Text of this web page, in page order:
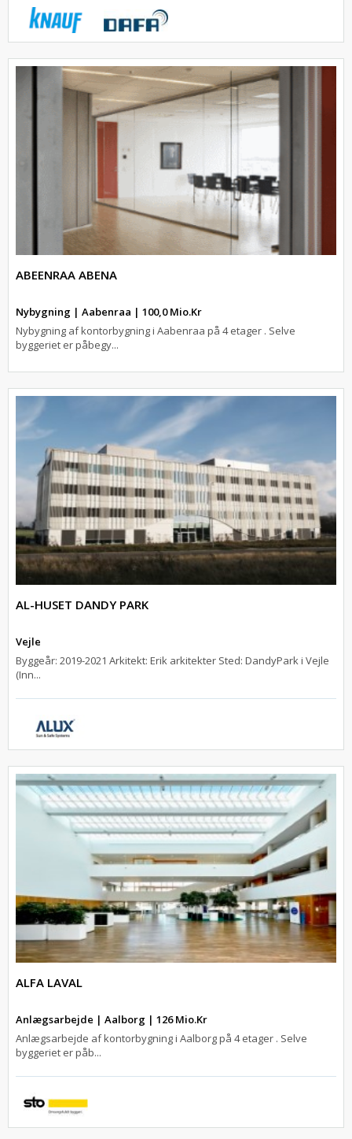
ABEENRAA ABENA
Nybygning | Aabenraa | 100,0 Mio.Kr
Nybygning af kontorbygning i Aabenraa på 4 etager . Selve
byggeriet er påbegy...
AL-HUSET DANDY PARK
Vejle
Byggeår: 2019-2021 Arkitekt: Erik arkitekter Sted: DandyPark i Vejle
(Inn...
ALFA LAVAL
Anlægsarbejde | Aalborg | 126 Mio.Kr
Anlægsarbejde af kontorbygning i Aalborg på 4 etager . Selve
byggeriet er påb...